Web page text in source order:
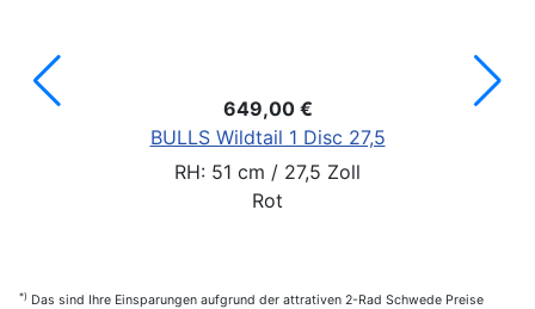
649,00 €
BULLS Wildtail 1 Disc 27,5
RH: 51 cm / 27,5 Zoll
Rot
*) Das sind Ihre Einsparungen aufgrund der attrativen 2-Rad Schwede Preise